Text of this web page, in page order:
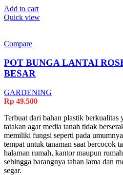
Add to cart
Quick view
Compare
POT BUNGA LANTAI
BESAR
GARDENING
Rp 49.500
Terbuat dari bahan plastik berkualitas
tatakan agar media tanah tidak
memiliki fungsi seperti pada
tempat untuk tanaman saat bercocok
halaman rumah, kantor maupun
sehingga barangnya tahan lama dan
segar.